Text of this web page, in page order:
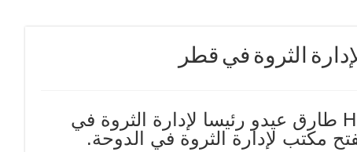
عين مصرف UBS المصرفي الكبير في HSBC طارق عيدو رئيسا لإدارة الثروة في
مكتب لإدارة الثروة في الدوحة.